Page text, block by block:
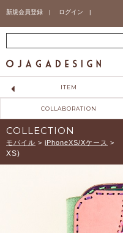
新規会員登録 | ログイン |
ITEM
COLLABORATION
COLLECTION
モバイル > iPhoneXS/Xケース >
XS)